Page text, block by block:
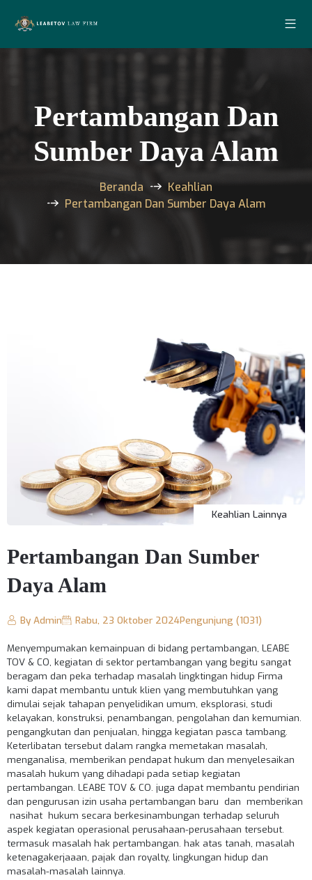
Pertambangan Dan
Sumber Daya Alam
Beranda
Keahlian
Pertambangan Dan Sumber Daya Alam
Keahlian Lainnya
Pertambangan Dan Sumber
Daya Alam
By Admin Rabu, 23 Oktober 2024Pengunjung (1031)
Menyempumakan kemainpuan di bidang pertambangan, LEABE
TOV & CO, kegiatan di sektor pertambangan yang begitu sangat
beragam dan peka terhadap masalah lingktingan hidup Firma
kami dapat membantu untuk klien yang membutuhkan yang
dimulai sejak tahapan penyelidikan umum, eksplorasi, studi
kelayakan, konstruksi, penambangan, pengolahan dan kemumian.
pengangkutan dan penjualan, hingga kegiatan pasca tambang.
Keterlibatan tersebut dalam rangka memetakan masalah,
menganalisa, memberikan pendapat hukum dan menyelesaikan
masalah hukum yang dihadapi pada setiap kegiatan
pertambangan. LEABE TOV & CO. juga dapat membantu pendirian
dan pengurusan izin usaha pertambangan baru dan memberikan
nasihat hukum secara berkesinambungan terhadap seluruh
aspek kegiatan operasional perusahaan-perusahaan tersebut.
termasuk masalah hak pertambangan. hak atas tanah, masalah
ketenagakerjaaan, pajak dan royalty, lingkungan hidup dan
masalah-masalah lainnya.